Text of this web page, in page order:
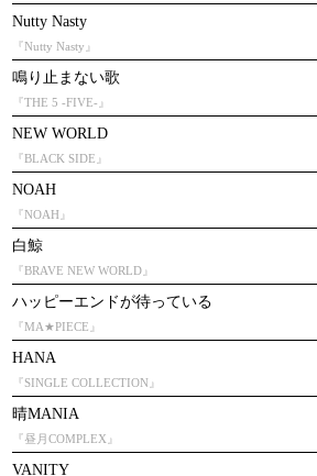
Nutty Nasty
『Nutty Nasty』
鳴り止まない歌
『THE 5 -FIVE-』
NEW WORLD
『BLACK SIDE』
NOAH
『NOAH』
白鯨
『BRAVE NEW WORLD』
ハッピーエンドが待っている
『MA★PIECE』
HANA
『SINGLE COLLECTION』
晴MANIA
『昼月COMPLEX』
VANITY